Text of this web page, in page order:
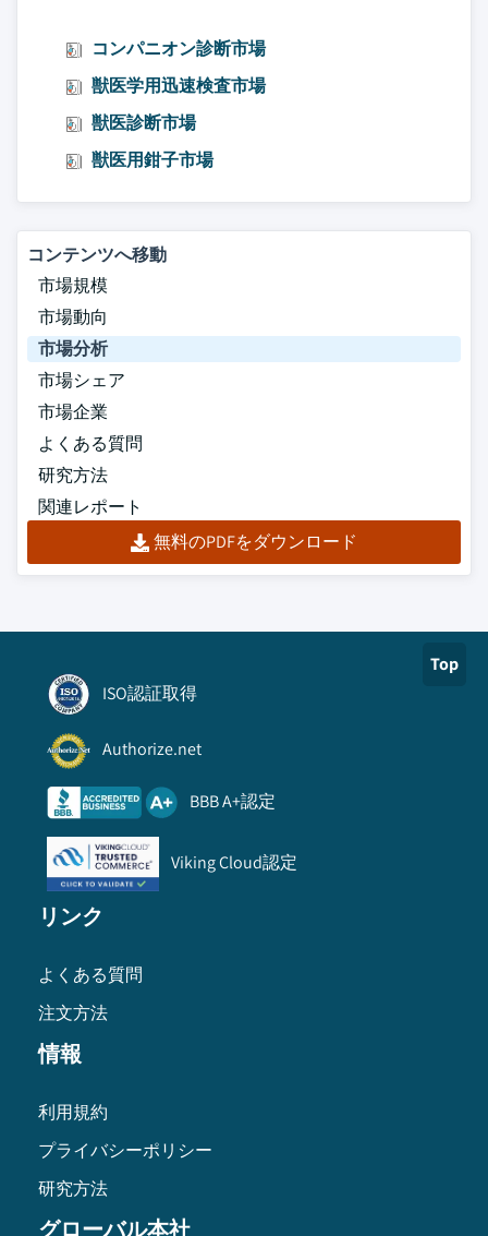
コンパニオン診断市場
獣医学用迅速検査市場
獣医診断市場
獣医用鉗子市場
コンテンツへ移動
市場規模
市場動向
市場分析
市場シェア
市場企業
よくある質問
研究方法
関連レポート
無料のPDFをダウンロード
Top
ISO認証取得
Authorize.net
BBB A+認定
Viking Cloud認定
リンク
よくある質問
注文方法
情報
利用規約
プライバシーポリシー
研究方法
グローバル本社